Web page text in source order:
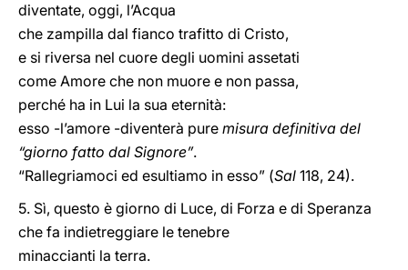
diventate, oggi, l’Acqua
che zampilla dal fianco trafitto di Cristo,
e si riversa nel cuore degli uomini assetati
come Amore che non muore e non passa,
perché ha in Lui la sua eternità:
esso -l’amore -diventerà pure misura definitiva del
“giorno fatto dal Signore”.
“Rallegriamoci ed esultiamo in esso” (Sal 118, 24).
5. Sì, questo è giorno di Luce, di Forza e di Speranza
che fa indietreggiare le tenebre
minaccianti la terra.